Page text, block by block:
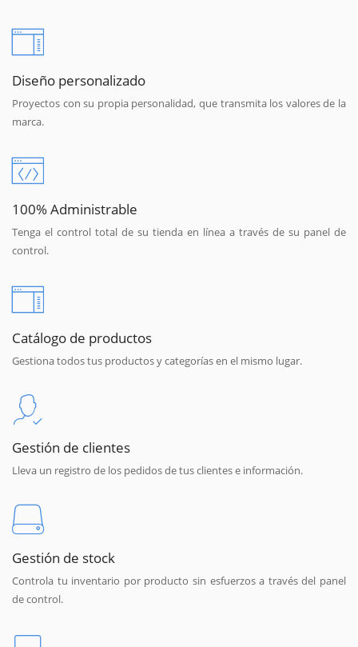
Diseño personalizado
Proyectos con su propia personalidad, que transmita los valores de la
marca.
100% Administrable
Tenga el control total de su tienda en línea a través de su panel de
control.
Catálogo de productos
Gestiona todos tus productos y categorías en el mismo lugar.
Gestión de clientes
Lleva un registro de los pedidos de tus clientes e información.
Gestión de stock
Controla tu inventario por producto sin esfuerzos a través del panel
de control.